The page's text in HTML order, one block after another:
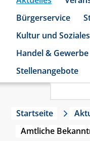
Bürgerservice
Kultur und Soziales
Handel & Gewerbe
Stellenangebote
Startseite
Amtliche